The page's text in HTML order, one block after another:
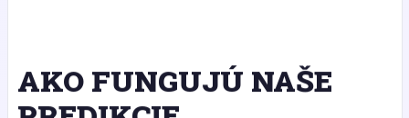
AKO FUNGUJÚ NAŠE